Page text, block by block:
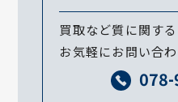
買取など質に関す
お気軽にお問い合わ